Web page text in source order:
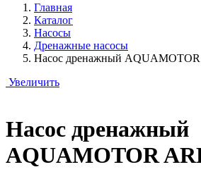
Главная
Каталог
Насосы
Дренажные насосы
Насос дренажный AQUAMOTOR
Увеличить
Насос дренажный
AQUAMOTOR